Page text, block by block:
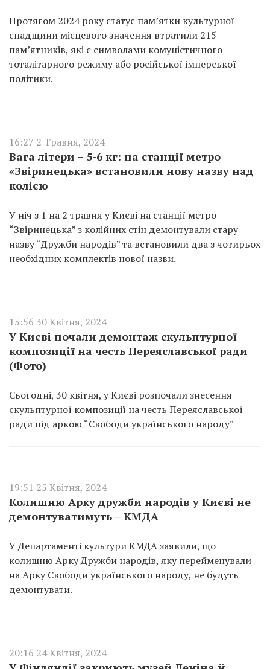
Протягом 2024 року статус пам’ятки культурної
спадщини місцевого значення втратили 215
пам’ятників, які є символами комуністичного
тоталітарного режиму або російської імперської
політики.
16:27 2 Травня, 2024
Вага літери – 5-6 кг: на станції метро
«Звіринецька» встановили нову назву над
колією
У ніч з 1 на 2 травня у Києві на станції метро
“Звіринецька” з колійних стін демонтували стару
назву “Дружби народів” та встановили два з чотирьох
необхідних комплектів нової назви.
15:56 30 Квітня, 2024
У Києві почали демонтаж скульптурної
композиції на честь Переяславської ради
(Фото)
Сьогодні, 30 квітня, у Києві розпочали знесення
скульптурної композиції на честь Переяславської
ради під аркою “Свободи українського народу”
19:51 25 Квітня, 2024
Колишню Арку дружби народів у Києві не
демонтуватимуть – КМДА
У Департаменті культури КМДА заявили, що
колишню Арку Дружби народів, яку перейменували
на Арку Свободи українського народу, не будуть
демонтувати.
20:16 24 Квітня, 2024